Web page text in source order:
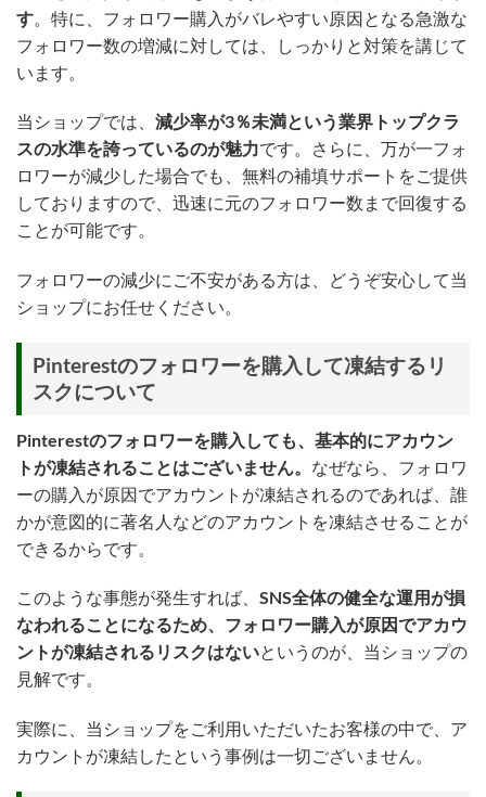
す 。特に、フォロワー購入がバレやすい原因となる急激な
フォロワー数の増減に対しては、しっかりと対策を講じて
います。
当ショップでは、 減少率が3％未満という業界トップクラ
スの水準を誇っているのが魅力です。さらに、万が一フォ
ロワーが減少した場合でも、無料の補填サポートをご提供
しておりますので、迅速に元のフォロワー数まで回復する
ことが可能です。
フォロワーの減少にご不安がある方は、どうぞ安心して当
ショップにお任せください。
Pinterestのフォロワーを購入して凍結するリ
スクについて
Pinterestのフォロワーを購入しても、基本的にアカウン
トが凍結されることはございません。 なぜなら、フォロワ
ーの購入が原因でアカウントが凍結されるのであれば、誰
かが意図的に著名人などのアカウントを凍結させることが
できるからです。
このような事態が発生すれば、 SNS全体の健全な運用が損
なわれることになるため、フォロワー購入が原因でアカウ
ントが凍結されるリスクはないというのが、当ショップの
見解です。
実際に、当ショップをご利用いただいたお客様の中で、ア
カウントが凍結したという事例は一切ございません。